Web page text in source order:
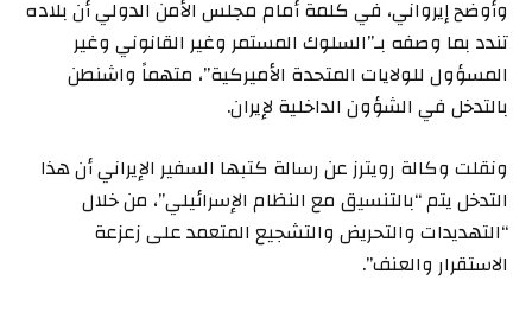
وأوضح إيرواني، في كلمة أمام مجلس الأمن الدولي أن بلاده
تندد بما وصفه بـ”السلوك المستمر وغير القانوني وغير
المسؤول للولايات المتحدة الأميركية”، متهماً واشنطن
بالتدخل في الشؤون الداخلية لإيران.
ونقلت وكالة رويترز عن رسالة كتبها السفير الإيرانيأن هذا
التدخل يتم “بالتنسيق مع النظام الإسرائيلي”، من خلال
“التهديدات والتحريض والتشجيع المتعمد على زعزعة
الاستقرار والعنف”.